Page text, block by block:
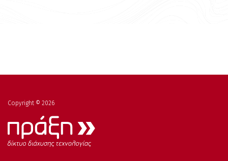
Copyright © 2026